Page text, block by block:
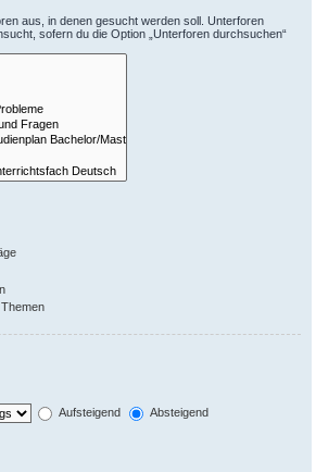
aus, in denen gesucht werden soll. Unterforen
sofern du die Option „Unterforen durchsuchen“
Aufsteigend
Absteigend